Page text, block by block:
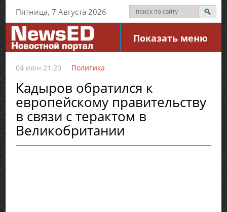
Пятница, 7 Августа 2026
Показать меню
04 июн 21:20 Политика
Кадыров обратился к
европейскому правительству
в связи с терактом в
Великобритании